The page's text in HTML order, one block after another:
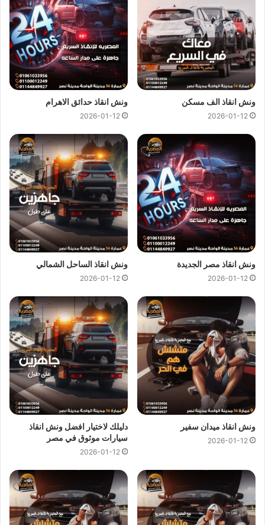
الوقود كل ما عليك الاتصال بنا وسنصل اليك في اسرع وقت ممكن
ونساعدك علي التزود بالوقود.
شحن بطاريات السيارة :
نساعدك علي شحن البطارية في اي وقت فنحن دائما في خدمتك.
نحن في ونش انقاذ المصرية لإنقاذ السيارات نوفرونش عربيات
الليل في طريق مزدحم او في شارع فرعي يمكنك الاتصال بنا فورا
تليفون اسرع ونش انقاذ 01144849927او01017439322
او01094833093وسيصل إليك اسرع ونش انقاذفي اقل وقت
ممكن.
ونش انقاذ ، ونش انقاذ سيارات ، رقم ونش انقاذ ، اسرع ونش انقاذ ، اسرع
ونش انقاذ ، افضل ونش انقاذ ، اسرع ونش انقاذ ، ونش سيارات ، انقاذ
السيارات ، ونش المصرية
ونش انقاذ الف مسكن
2026-01-12
ونش انقاذ حدائق الاهرام
2026-01-12
ونش انقاذ مصر الجديدة
2026-01-12
ونش انقاذ الساحل الشمالي
2026-01-12
ونش انقاذ ميدان سفير
2026-01-12
دليلك لاختيار افضل ونش انقاذ
سيارات موثوق في مصر
2026-01-12